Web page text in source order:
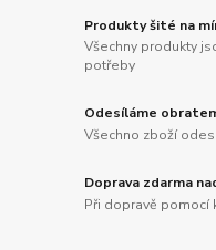
Produkty šité na
Všechny produkty
potřeby
Odesíláme
Všechno zboží
Doprava zdarma
Při dopravě pomocí